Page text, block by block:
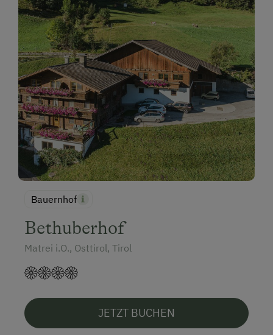
Bauernhof
Bethuberhof
Matrei i.O., Osttirol, Tirol
JETZT BUCHEN